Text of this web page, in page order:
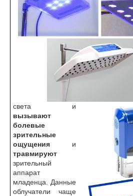
света и
вызывают
болевые
зрительные
ощущения и
травмируют
зрительный
аппарат
младенца. Данные
облучатели чаще